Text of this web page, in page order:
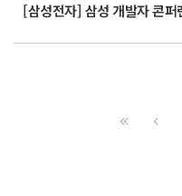
[삼성전자] 삼성 개발자 콘